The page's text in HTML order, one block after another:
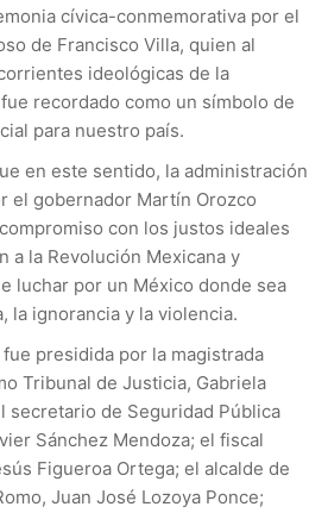
cívica-conmemorativa por el
de Francisco Villa, quien al
ideológicas de la
recordado como un símbolo de
para nuestro país.
en este sentido, la administración
el gobernador Martín Orozco
con los justos ideales
a la Revolución Mexicana y
luchar por un México donde sea
la ignorancia y la violencia.
presidida por la magistrada
Tribunal de Justicia, Gabriela
secretario de Seguridad Pública
Sánchez Mendoza; el fiscal
Figueroa Ortega; el alcalde de
Juan José Lozoya Ponce;